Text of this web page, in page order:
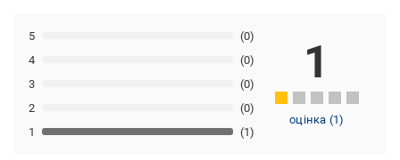
1 (1)
2 (0)
3 (0)
4 (0)
5 (0)
1
оцінка (1)